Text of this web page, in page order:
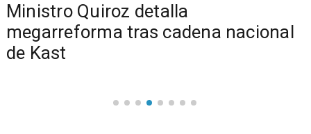
Ministro Quiroz detalla
megarreforma tras cadena nacional
de Kast